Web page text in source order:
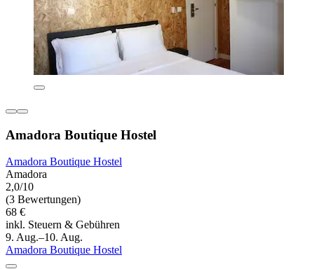
Amadora Boutique Hostel
Amadora Boutique Hostel
Amadora
2,0/10
(3 Bewertungen)
68 €
inkl. Steuern & Gebühren
9. Aug.–10. Aug.
Amadora Boutique Hostel